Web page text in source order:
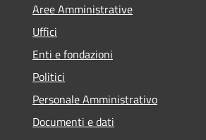
Aree Amministrative
Uffici
Enti e fondazioni
Politici
Personale Amministrativo
Documenti e dati